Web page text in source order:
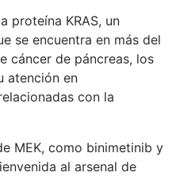
proteína KRAS, un
se encuentra en más del
cáncer de páncreas, los
atención en
con la
MEK, como binimetinib y
al arsenal de